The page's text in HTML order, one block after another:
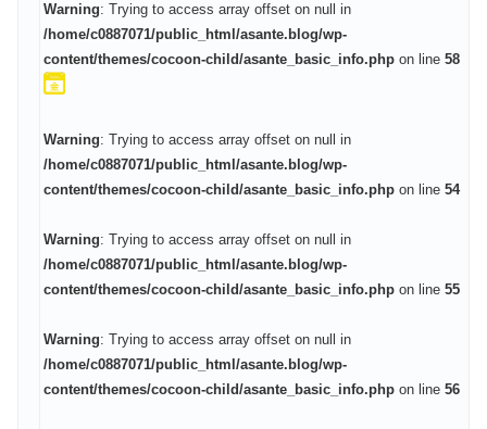
Warning: Trying to access array offset on null in
/home/c0887071/public_html/asante.blog/wp-
content/themes/cocoon-child/asante_basic_info.php on line 58
Warning: Trying to access array offset on null in
/home/c0887071/public_html/asante.blog/wp-
content/themes/cocoon-child/asante_basic_info.php on line 54
Warning: Trying to access array offset on null in
/home/c0887071/public_html/asante.blog/wp-
content/themes/cocoon-child/asante_basic_info.php on line 55
Warning: Trying to access array offset on null in
/home/c0887071/public_html/asante.blog/wp-
content/themes/cocoon-child/asante_basic_info.php on line 56